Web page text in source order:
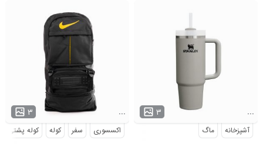
۳ ...
اکسسوری سفر کوله کوله پشتی
۳ ...
آشپزخانه ماگ